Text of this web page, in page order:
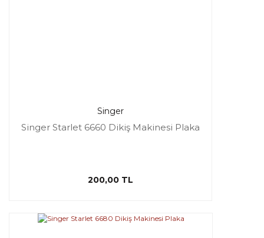
Singer
Singer Starlet 6660 Dikiş Makinesi Plaka
200,00 TL